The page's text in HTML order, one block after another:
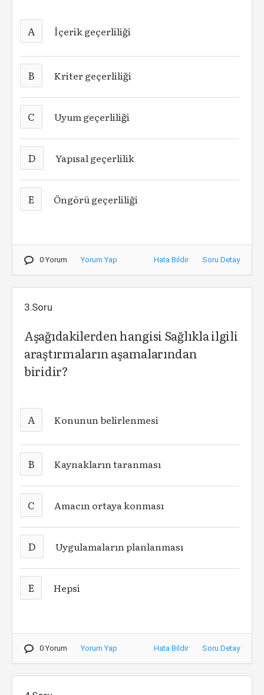
A İçerik geçerliliği
B Kriter geçerliliği
C Uyum geçerliliği
D Yapısal geçerlilik
E Öngörü geçerliliği
0 Yorum Yorum Yap Hata Bildir Soru Detay
3.Soru
Aşağıdakilerden hangisi Sağlıkla ilgili
araştırmaların aşamalarından
biridir?
A Konunun belirlenmesi
B Kaynakların taranması
C Amacın ortaya konması
D Uygulamaların planlanması
E Hepsi
0 Yorum Yorum Yap Hata Bildir Soru Detay